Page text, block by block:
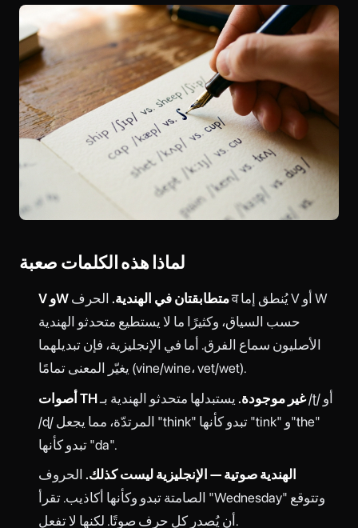
لماذا هذه الكلمات صعبة
V وW متطابقتان في الهندية. الحرف व يُنطق إما V أو W
حسب السياق، وكثيرًا ما لا يستطيع متحدثو الهندية
الأصليون سماع الفرق. أما في الإنجليزية، فإن تبديلهما
يغيّر المعنى تمامًا (vine/wine، vet/wet).
أصوات TH غير موجودة. يستبدلها متحدثو الهندية بـ /ʈ/ أو
/ɖ/ المرتدّة، مما يجعل "think" تبدو كأنها "tink" و"the"
تبدو كأنها "da".
الهندية صوتية — الإنجليزية ليست كذلك. الحروف
الصامتة تبدو وكأنها أكاذيب. تقرأ "Wednesday" وتتوقع
أن يُصدر كل حرف صوتًا. لكنها لا تفعل.